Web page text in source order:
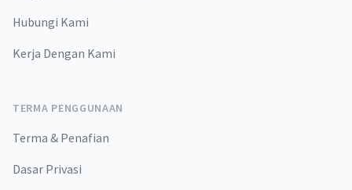
Hubungi Kami
Kerja Dengan Kami
TERMA PENGGUNAAN
Terma & Penafian
Dasar Privasi